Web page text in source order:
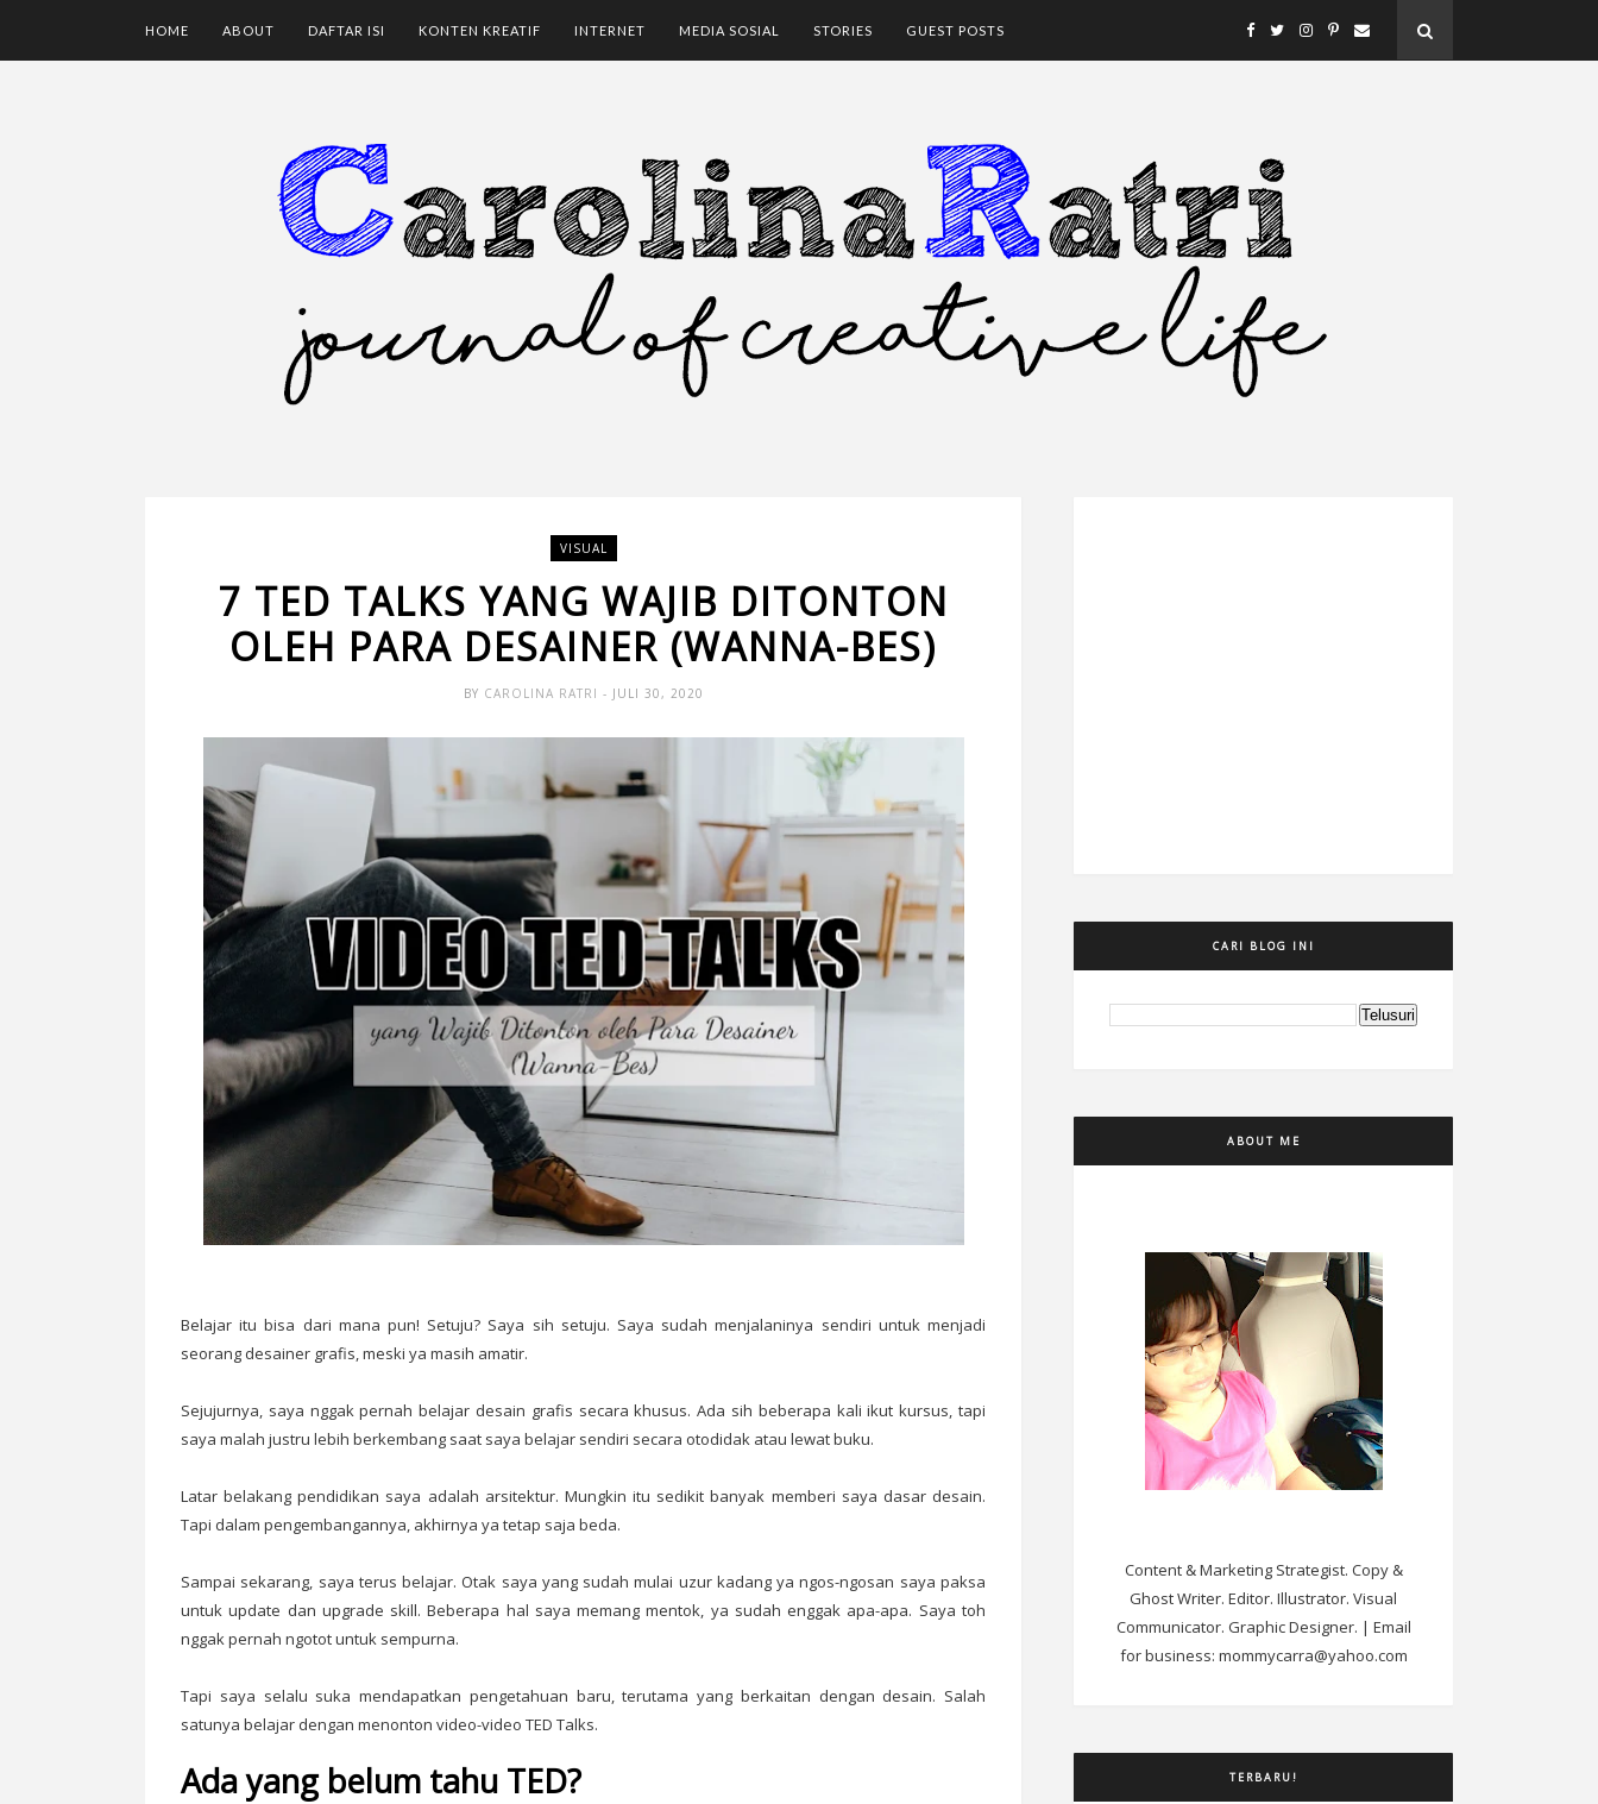
HOME ABOUT DAFTAR ISI KONTEN KREATIF INTERNET MEDIA SOSIAL STORIES GUEST POSTS
VISUAL
7 TED TALKS YANG WAJIB DITONTON
OLEH PARA DESAINER (WANNA-BES)
BY CAROLINA RATRI - JULI 30, 2020
Belajar itu bisa dari mana pun! Setuju? Saya sih setuju. Saya sudah menjalaninya sendiri untuk menjadi
seorang desainer grafis, meski ya masih amatir.
Sejujurnya, saya nggak pernah belajar desain grafis secara khusus. Ada sih beberapa kali ikut kursus, tapi
saya malah justru lebih berkembang saat saya belajar sendiri secara otodidak atau lewat buku.
Latar belakang pendidikan saya adalah arsitektur. Mungkin itu sedikit banyak memberi saya dasar desain.
Tapi dalam pengembangannya, akhirnya ya tetap saja beda.
Sampai sekarang, saya terus belajar. Otak saya yang sudah mulai uzur kadang ya ngos-ngosan saya paksa
untuk update dan upgrade skill. Beberapa hal saya memang mentok, ya sudah enggak apa-apa. Saya toh
nggak pernah ngotot untuk sempurna.
Tapi saya selalu suka mendapatkan pengetahuan baru, terutama yang berkaitan dengan desain. Salah
satunya belajar dengan menonton video-video TED Talks.
Ada yang belum tahu TED?
CARI BLOG INI
ABOUT ME
Content & Marketing Strategist. Copy &
Ghost Writer. Editor. Illustrator. Visual
Communicator. Graphic Designer. | Email
for business: mommycarra@yahoo.com
TERBARU!